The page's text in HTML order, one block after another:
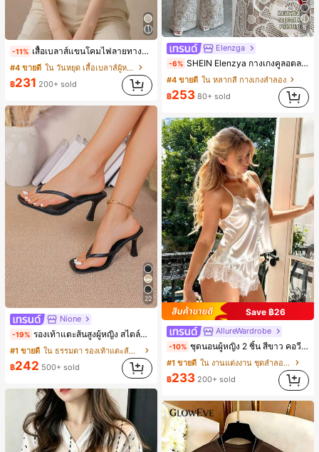
-11% เสื้อเบลาส์แขนโคมไฟลายทางสีแอปริคอตที่หรูหราสำหรับผู้หญิง, เสื้อแขนสั้นที่ใช้ได้หลากหลายสำหรับการเดินทาง, ตัดแบบสุ่มสำหรับฤดูร้อน
#4 ขายดี
ใน วันหยุด เสื้อเบลาส์ผู้หญิง
฿231 200+ sold
22
Nione
-19% รองเท้าแตะส้นสูงผู้หญิง สไตล์แฟรี่ฤดูร้อน ส้นบาง แบบคีบ แต่งสายคาดผม รองเท้าแตะชายหาดสำหรับเที่ยวพักผ่อน แฟชั่นสายไขว้ สำหรับเดทไนท์
#1 ขายดี
ใน ธรรมดา รองเท้าแตะส้นสูงผู้หญิง
฿242 500+ sold
5
Elenzga
-6% SHEIN Elenzya กางเกงคูลอตลายจุดเอวสูงแบบใหม่สำหรับฤดูใบไม้ผลิ/ฤดูร้อน, สไตล์หรูหราเหมาะสำหรับใส่ในชีวิตประจำวันและทำงาน, ให้ความรู้สึกวินเทจสำหรับฤดูรับปริญญา, เทศกาลดนตรี, การแข่งม้าดาร์บี้, วันประกาศอิสรภาพ
#4 ขายดี ใน หลากสี กางเกงลำลอง
฿253 80+ sold
Save ฿26
AllureWardrobe
-10% ชุดนอนผู้หญิง 2 ชิ้น สีขาว คอวี แต่งลูกไม้แบบแพตช์เวิร์ก ชุดนอนใส่ในบ้าน สำหรับเธอ
#1 ขายดี
ใน งานแต่งงาน ชุดลำลองผู้หญิง
฿233 200+ sold